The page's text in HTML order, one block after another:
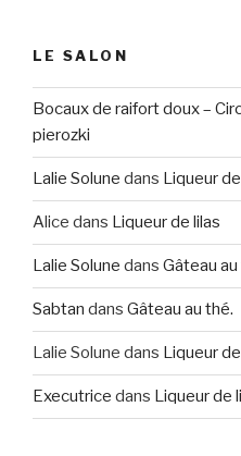
LE SALON
Bocaux de raifort doux –
pierozki
Lalie Solune dans Liqueur
Alice dans Liqueur de lilas
Lalie Solune dans Gâteau au
Sabtan dans Gâteau au thé.
Lalie Solune dans Liqueur
Executrice dans Liqueur de